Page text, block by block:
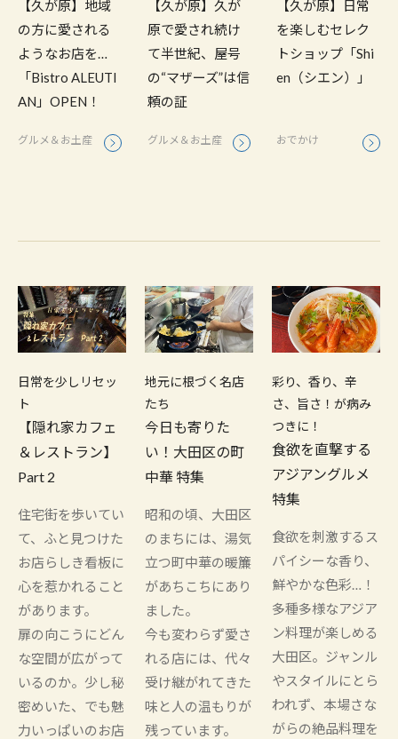
【久が原】地域
の方に愛される
ようなお店を…
「Bistro ALEUTI
AN」OPEN！
グルメ＆お土産
【久が原】久が
原で愛され続け
て半世紀、屋号
の“マザーズ”は信
頼の証
グルメ＆お土産
【久が原】日常
を楽しむセレク
トショップ「Shi
en（シエン）」
おでかけ
日常を少しリセッ
ト
【隠れ家カフェ
＆レストラン】
Part 2
住宅街を歩いてい
て、ふと見つけた
お店らしき看板に
心を惹かれること
があります。
扉の向こうにどん
な空間が広がって
いるのか。少し秘
密めいた、でも魅
力いっぱいのお店
地元に根づく名店
たち
今日も寄りた
い！大田区の町
中華 特集
昭和の頃、大田区
のまちには、湯気
立つ町中華の暖簾
があちこちにあり
ました。
今も変わらず愛さ
れる店には、代々
受け継がれてきた
味と人の温もりが
残っています。
彩り、香り、辛
さ、旨さ！が病み
つきに！
食欲を直撃する
アジアングルメ
特集
食欲を刺激するス
パイシーな香り、
鮮やかな色彩…！
多種多様なアジア
ン料理が楽しめる
大田区。ジャンル
やスタイルにとら
われず、本場さな
がらの絶品料理を